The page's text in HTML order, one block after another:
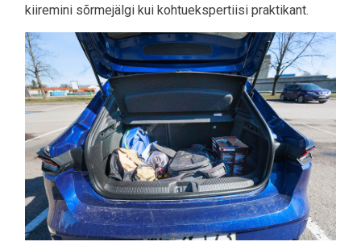
kiiremini sõrmejälgi kui kohtuekspertiisi praktikant.